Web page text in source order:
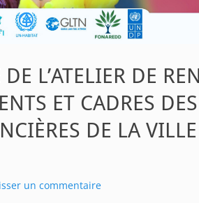
L’ATELIER DE
ET CADRES DES
DE LA
un commentaire